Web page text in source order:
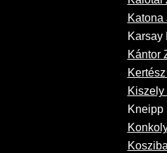
Katona
Karsay
Kántor
Kiszely
Kneipp